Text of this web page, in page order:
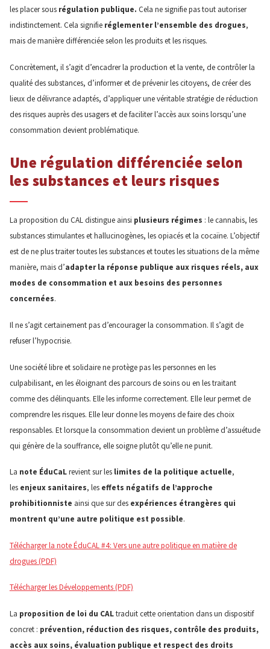
les placer sous régulation publique. Cela ne signifie pas tout autoriser
indistinctement. Cela signifie réglementer l’ensemble des drogues,
mais de manière différenciée selon les produits et les risques.
Concrètement, il s’agit d’encadrer la production et la vente, de contrôler la
qualité des substances, d’informer et de prévenir les citoyens, de créer des
lieux de délivrance adaptés, d’appliquer une véritable stratégie de réduction
des risques auprès des usagers et de faciliter l’accès aux soins lorsqu’une
consommation devient problématique.
Une régulation différenciée selon
les substances et leurs risques
La proposition du CAL distingue ainsi plusieurs régimes : le cannabis, les
substances stimulantes et hallucinogènes, les opiacés et la cocaïne. L’objectif
est de ne plus traiter toutes les substances et toutes les situations de la même
manière, mais d’adapter la réponse publique aux risques réels, aux
modes de consommation et aux besoins des personnes
concernées.
Il ne s’agit certainement pas d’encourager la consommation. Il s’agit de
refuser l’hypocrisie.
Une société libre et solidaire ne protège pas les personnes en les
culpabilisant, en les éloignant des parcours de soins ou en les traitant
comme des délinquants. Elle les informe correctement. Elle leur permet de
comprendre les risques. Elle leur donne les moyens de faire des choix
responsables. Et lorsque la consommation devient un problème d’assuétude
qui génère de la souffrance, elle soigne plutôt qu’elle ne punit.
La note ÉduCaLrevient sur les limites de la politique actuelle,
les enjeux sanitaires, les effets négatifs de l’approche
prohibitionniste ainsi que sur des expériences étrangères qui
montrent qu’une autre politique est possible.
Télécharger la note ÉduCAL #4: Vers une autre politique en matière de
drogues (PDF)
Télécharger les Développements (PDF)
La proposition de loi du CALtraduit cette orientation dans un dispositif
concret : prévention, réduction des risques, contrôle des produits,
accès aux soins, évaluation publique et respect des droits